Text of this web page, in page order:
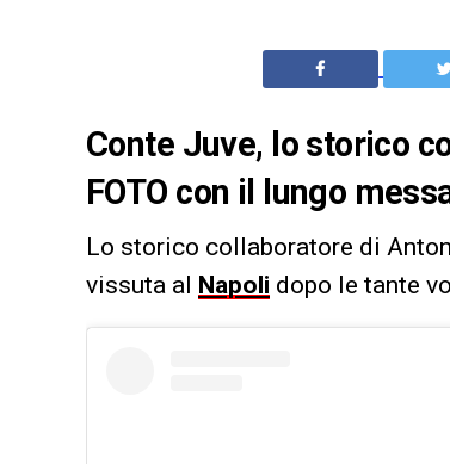
Conte Juve, lo storico
FOTO con il lungo
Lo storico collaboratore di
vissuta al Napoli dopo le tante